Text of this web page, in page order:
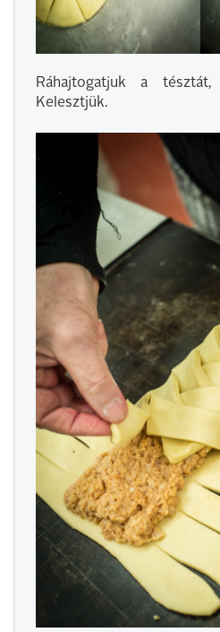
Ráhajtogatjuk a tésztát,
Kelesztjük.